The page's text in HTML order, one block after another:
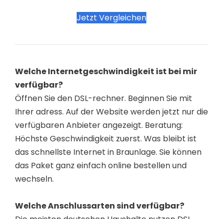
Jetzt Vergleichen
Welche Internetgeschwindigkeit ist bei mir
verfügbar?
Öffnen Sie den DSL-rechner. Beginnen Sie mit
Ihrer adress. Auf der Website werden jetzt nur die
verfügbaren Anbieter angezeigt. Beratung:
Höchste Geschwindigkeit zuerst. Was bleibt ist
das schnellste Internet in Braunlage. Sie können
das Paket ganz einfach online bestellen und
wechseln.
Welche Anschlussarten sind verfügbar?